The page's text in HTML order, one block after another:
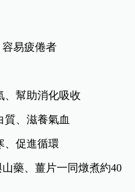
易疲倦者
、幫助消化吸收
質、滋養氣血
、促進循環
藥、薑片一同燉煮約40